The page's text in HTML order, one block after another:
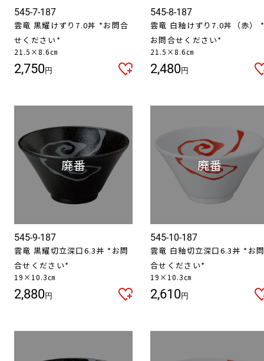
545-7-187
雲竜 黒耀けずり7.0丼 *お問合
せください*
21.5×8.6㎝
2,750円
545-8-187
雲竜 白釉けずり7.0丼（赤）
お問合せください*
21.5×8.6㎝
2,480円
545-9-187
雲竜 黒耀切立深口6.3丼 *お問
合せください*
19×10.3㎝
2,880円
545-10-187
雲竜 白釉切立深口6.3丼 *お
合せください*
19×10.3㎝
2,610円